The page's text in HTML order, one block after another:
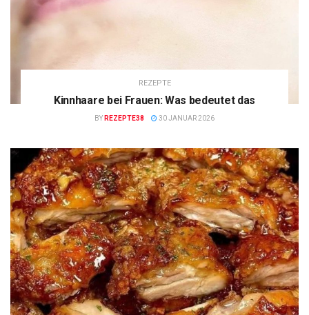
REZEPTE
Kinnhaare bei Frauen: Was bedeutet das
BY REZEPTE38 30 JANUAR 2026